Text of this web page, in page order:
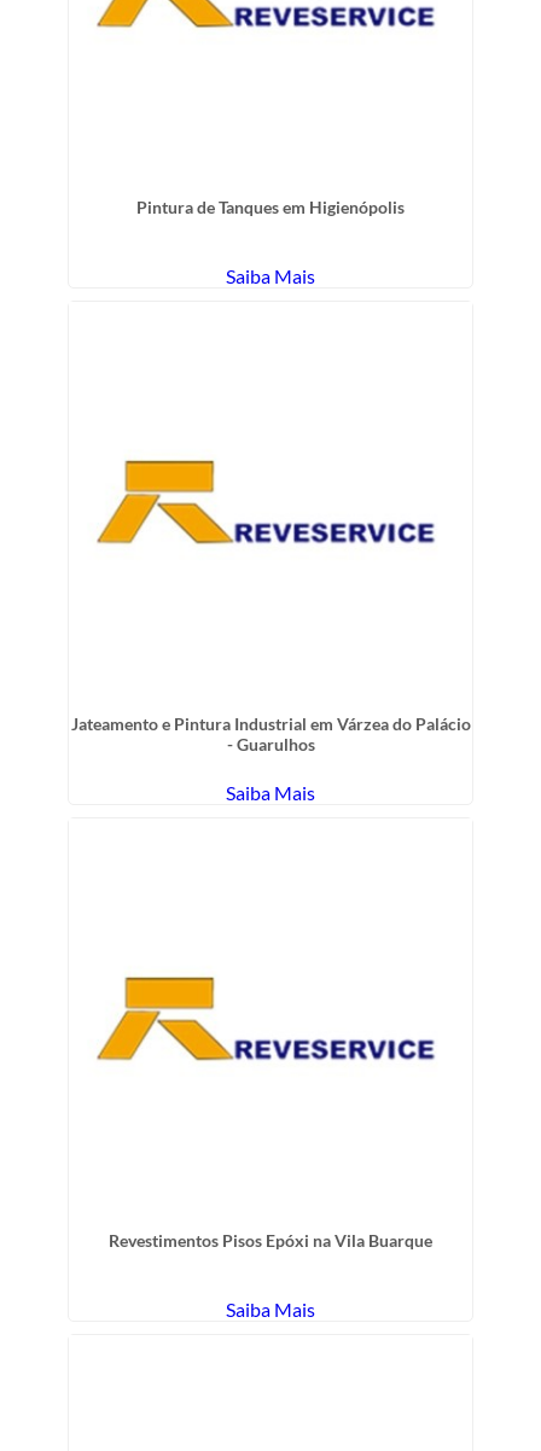
Pintura de Tanques em Higienópolis
Saiba Mais
Jateamento e Pintura Industrial em Várzea do Palácio
- Guarulhos
Saiba Mais
Revestimentos Pisos Epóxi na Vila Buarque
Saiba Mais